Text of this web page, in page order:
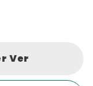
Ver